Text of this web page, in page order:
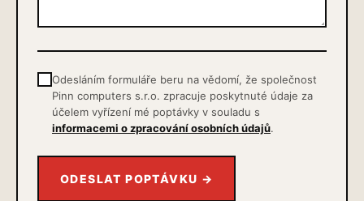
Odesláním formuláře beru na vědomí, že společnost
Pinn computers s.r.o. zpracuje poskytnuté údaje za
účelem vyřízení mé poptávky v souladu s
informacemi o zpracování osobních údajů.
ODESLAT POPTÁVKU →